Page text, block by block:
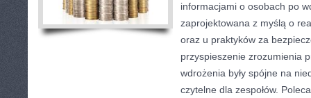
informacjami o osobach po
zaprojektowana z myślą o
oraz u praktyków za
przyspieszenie zrozumienia
wdrożenia były spójne na
czytelne dla zespołów.